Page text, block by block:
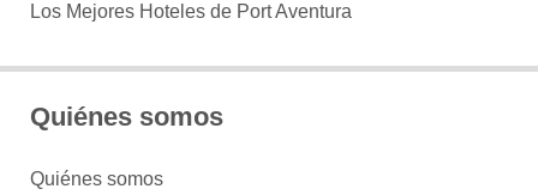
Los Mejores Hoteles de Port Aventura
Quiénes somos
Quiénes somos